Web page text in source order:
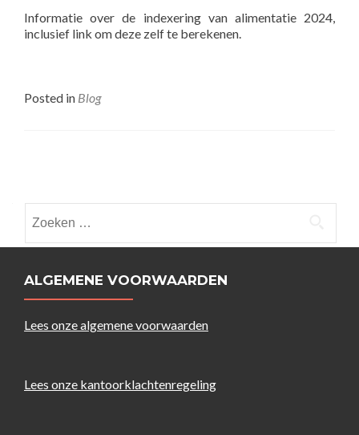
Informatie over de indexering van alimentatie 2024,
inclusief link om deze zelf te berekenen.
Posted in Blog
navigation
naar:
ALGEMENE VOORWAARDEN
Lees onze algemene voorwaarden
Lees onze kantoorklachtenregeling